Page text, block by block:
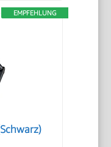
EMPFEHLUNG